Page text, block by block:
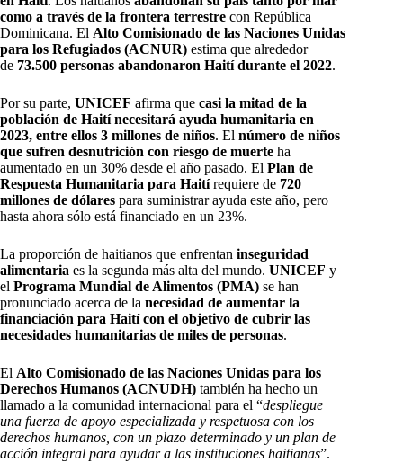
como a través de la frontera terrestre con República
Dominicana. El Alto Comisionado de las Naciones Unidas
para los Refugiados (ACNUR) estima que alrededor
de 73.500 personas abandonaron Haití durante el 2022.
Por su parte, UNICEF afirma que casi la mitad de la
población de Haití necesitará ayuda humanitaria en
2023, entre ellos 3 millones de niños. El número de niños
que sufren desnutrición con riesgo de muerte ha
aumentado en un 30% desde el año pasado. El Plan de
Respuesta Humanitaria para Haitírequiere de 720
millones de dólares para suministrar ayuda este año, pero
hasta ahora sólo está financiado en un 23%.
La proporción de haitianos que enfrentan inseguridad
alimentaria es la segunda más alta del mundo. UNICEF y
el Programa Mundial de Alimentos (PMA) se han
pronunciado acerca de la necesidad de aumentar la
financiación para Haití con el objetivo de cubrir las
necesidades humanitarias de miles de personas.
El Alto Comisionado de las Naciones Unidas para los
Derechos Humanos (ACNUDH) también ha hecho un
llamado a la comunidad internacional para el “despliegue
una fuerza de apoyo especializada y respetuosa con los
derechos humanos, con un plazo determinado y un plan de
acción integral para ayudar a las instituciones haitianas”.